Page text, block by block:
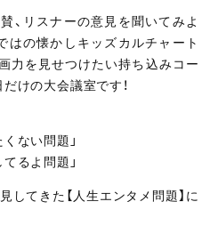
、リスナーの意見を聞いてみよ
はの懐かしキッズカルチャート
力を見せつけたい持ち込みコー
けの大会議室です！
ない問題」
るよ問題」
してきた【人生エンタメ問題】に